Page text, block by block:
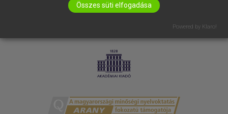
ADATVÉDELEM
Összes süti elfogadása
Powered by Klaro!